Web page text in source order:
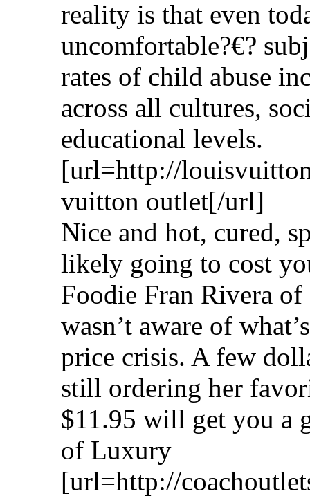
reality is that even
uncomfortable?€?
rates of child abuse
across all cultures,
educational levels.
[url=http://
vuitton outlet[/url]
Nice and hot, cured,
likely going to cost
Foodie Fran Rivera
wasn’t aware of
price crisis. A few
still ordering her
$11.95 will get you a
of Luxury
[url=http://